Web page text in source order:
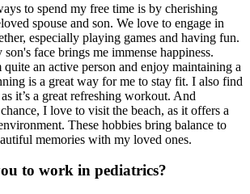
to spend my free time is by cherishing
spouse and son. We love to engage in
especially playing games and having fun.
face brings me immense happiness.
an active person and enjoy maintaining a
is a great way for me to stay fit. I also find
it’s a great refreshing workout. And
I love to visit the beach, as it offers a
These hobbies bring balance to
memories with my loved ones.
to work in pediatrics?